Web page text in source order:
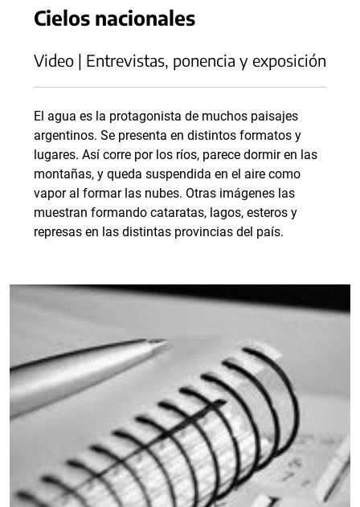
Cielos nacionales
Video | Entrevistas, ponencia y exposición
El agua es la protagonista de muchos paisajes
argentinos. Se presenta en distintos formatos y
lugares. Así corre por los ríos, parece dormir en las
montañas, y queda suspendida en el aire como
vapor al formar las nubes. Otras imágenes las
muestran formando cataratas, lagos, esteros y
represas en las distintas provincias del país.